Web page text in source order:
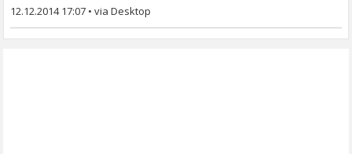
12.12.2014 17:07 •